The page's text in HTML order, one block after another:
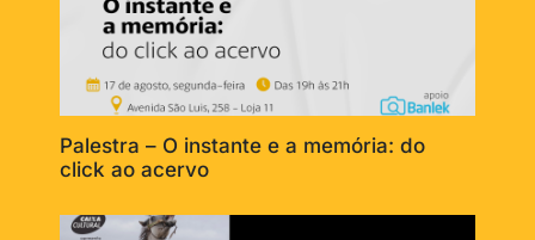
Palestra – O instante e a memória: do
click ao acervo